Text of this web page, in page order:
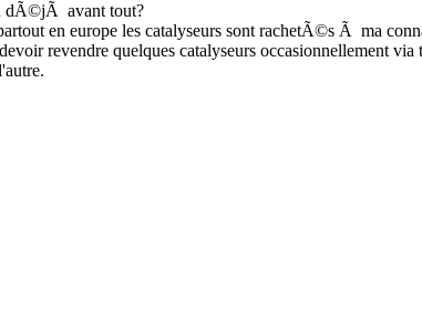
dÃ©jÃ avant tout?
en europe les catalyseurs sont rachetÃ©s Ã ma
revendre quelques catalyseurs occasionnellement